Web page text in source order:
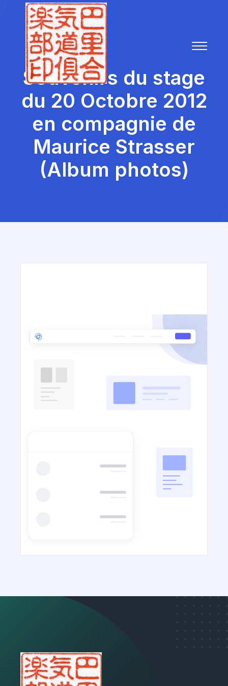
Souvenirs du stage
du 20 Octobre 2012
en compagnie de
Maurice Strasser
(Album photos)